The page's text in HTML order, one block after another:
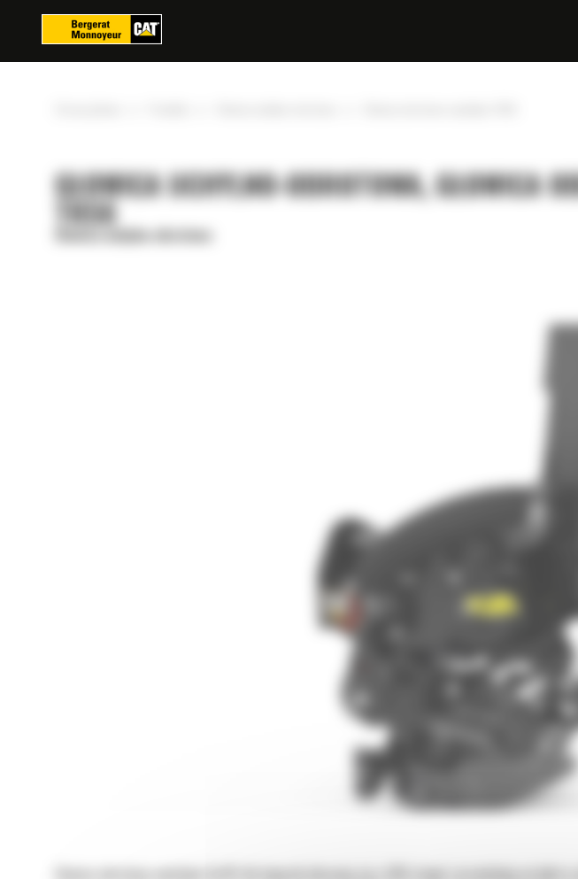
GŁOWICA UCHYLNO-OBROTOWA, GŁOWICA
TRS6
Głowica uchylno-obrotowa
Głowice obrotowo-wychylne Cat® dla koparek obracają się o 360 stopni i przechylają na boki
Panel zarządzania plikami cookies